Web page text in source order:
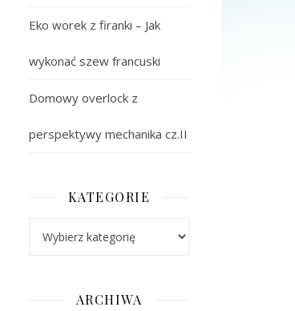
Eko worek z firanki – Jak
wykonać szew francuski
Domowy overlock z
perspektywy mechanika cz.II
KATEGORIE
ARCHIWA